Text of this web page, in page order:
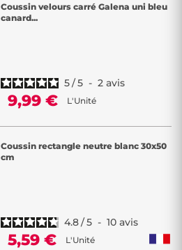
Coussin velours carré Galena uni bleu
canard...
5/5 - 2 avis
9,99 € L'Unité
Coussin rectangle neutre blanc 30x50
cm
4.8/5 - 10 avis
5,59 € L'Unité